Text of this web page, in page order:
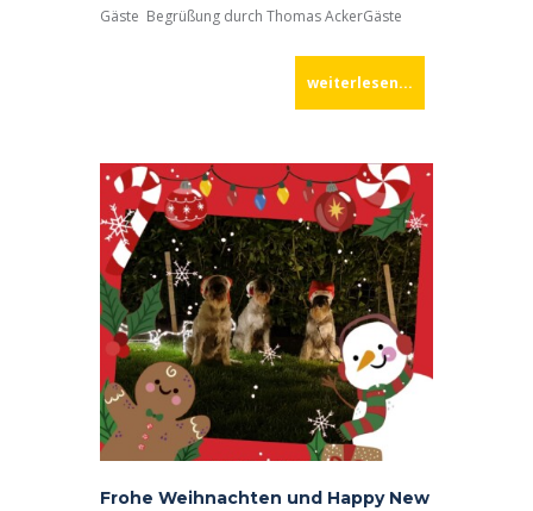
Gäste Begrüßung durch Thomas AckerGäste
Eröffnung 16 Mitglieder, 3 Gäste Ehrungen durch
weiterlesen...
Frohe Weihnachten und Happy New